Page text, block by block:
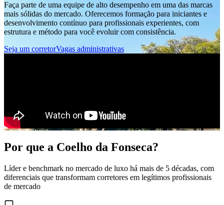
Faça parte de uma equipe de alto desempenho em uma das marcas
mais sólidas do mercado. Oferecemos formação para iniciantes e
desenvolvimento contínuo para profissionais experientes, com
estrutura e método para você evoluir com consistência.
Seja um corretorVagas administrativas
Por que a Coelho da Fonseca?
Líder e benchmark no mercado de luxo há mais de 5 décadas, com
diferenciais que transformam corretores em legítimos profissionais
de mercado